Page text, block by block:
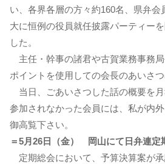
い、各界各層の方々約160名、県弁会
大に恒例の役員就任披露パーティー
した。
主任・幹事の諸君や古賀業務事務
ポイントを使用しての会長のあいさ
当日、ごあいさつした話の概要を月
参加されなかった会員には、私が内
御高覧下さい。
＝5月26日（金） 岡山にて日弁連定
定期総会において、予算決算案が